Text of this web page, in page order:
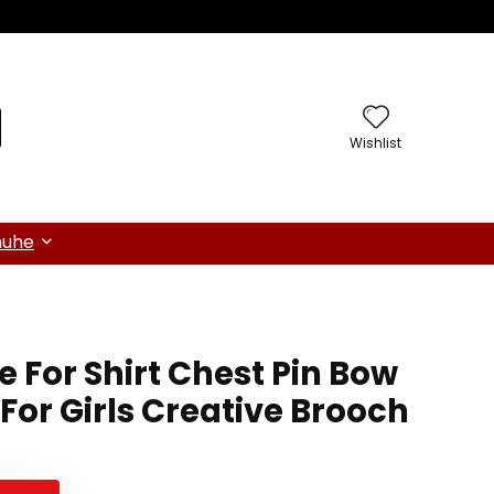
Wishlist
For Shirt Chest Pin Bow
Girls Creative Brooch